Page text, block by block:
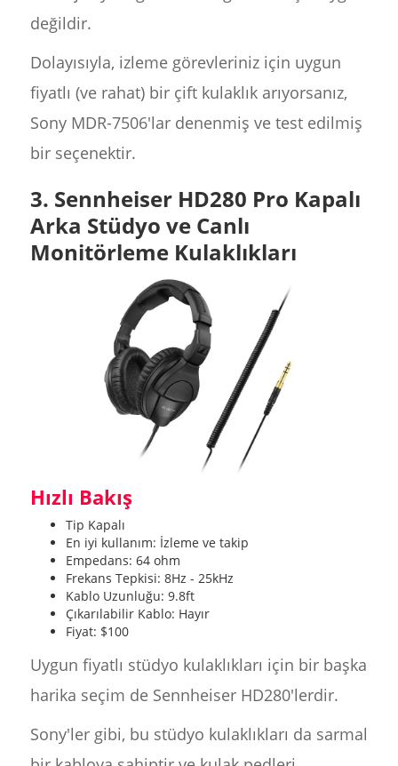
değildir.
Dolayısıyla, izleme görevleriniz için uygun
fiyatlı (ve rahat) bir çift kulaklık arıyorsanız,
Sony MDR-7506'lar denenmiş ve test edilmiş
bir seçenektir.
3. Sennheiser HD280 Pro Kapalı
Arka Stüdyo ve Canlı
Monitörleme Kulaklıkları
Hızlı Bakış
Tip Kapalı
En iyi kullanım: İzleme ve takip
Empedans: 64 ohm
Frekans Tepkisi: 8Hz - 25kHz
Kablo Uzunluğu: 9.8ft
Çıkarılabilir Kablo: Hayır
Fiyat: $100
Uygun fiyatlı stüdyo kulaklıkları için bir başka
harika seçim de Sennheiser HD280'lerdir.
Sony'ler gibi, bu stüdyo kulaklıkları da sarmal